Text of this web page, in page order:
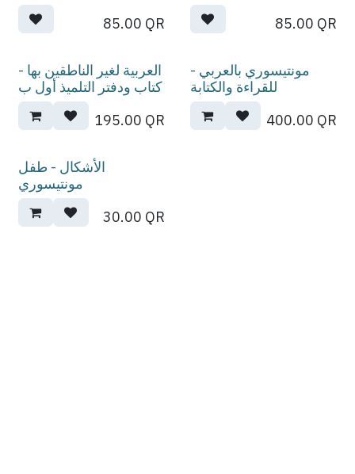
85.00 QR
85.00 QR
العربية لغير الناطقين بها -
كتاب ودفتر التلميذ أول ب
195.00 QR
مونتيسوري بالعربي -
للقراءة والكتابة
400.00 QR
الأشكال - طفل
مونتيسوري
30.00 QR